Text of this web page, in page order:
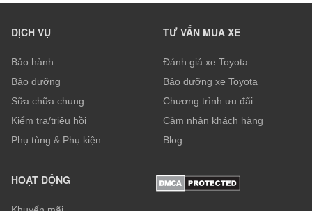
DỊCH VỤ
Bảo hành
Bảo dưỡng
Sữa chữa chung
Kiểm tra/triệu hồi
Phụ tùng & Phụ kiện
TƯ VẤN MUA XE
Đánh giá xe Toyota
Bảo dưỡng xe Toyota
Chương trình ưu đãi
Cảm nhận khách hàng
Blog
HOẠT ĐỘNG